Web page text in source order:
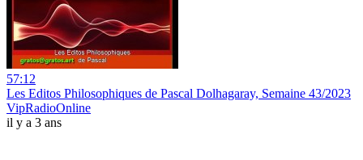
57:12
Les Editos Philosophiques de Pascal Dolhagaray, Semaine 43/2023
VipRadioOnline
il y a 3 ans